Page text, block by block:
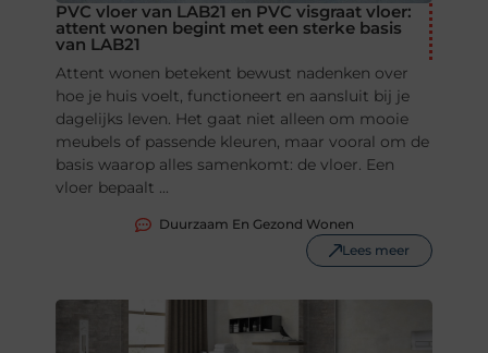
PVC vloer van LAB21 en PVC visgraat vloer:
attent wonen begint met een sterke basis
van LAB21
Attent wonen betekent bewust nadenken over
hoe je huis voelt, functioneert en aansluit bij je
dagelijks leven. Het gaat niet alleen om mooie
meubels of passende kleuren, maar vooral om de
basis waarop alles samenkomt: de vloer. Een
vloer bepaalt ...
Duurzaam En Gezond Wonen
Lees meer